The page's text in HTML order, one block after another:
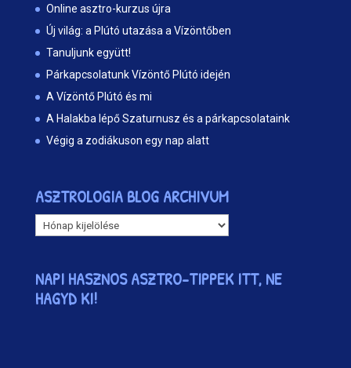
Online asztro-kurzus újra
Új világ: a Plútó utazása a Vízöntőben
Tanuljunk együtt!
Párkapcsolatunk Vízöntő Plútó idején
A Vízöntő Plútó és mi
A Halakba lépő Szaturnusz és a párkapcsolataink
Végig a zodiákuson egy nap alatt
ASZTROLOGIA BLOG ARCHIVUM
ASZTROLOGIA
BLOG
NAPI HASZNOS ASZTRO-TIPPEK ITT, NE
HAGYD KI!